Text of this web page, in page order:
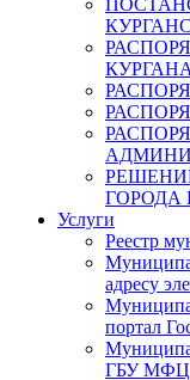
КУРГАНА
ГОРОДА
Услуги
Реестр
адресу
портал
ГБУ МФЦ